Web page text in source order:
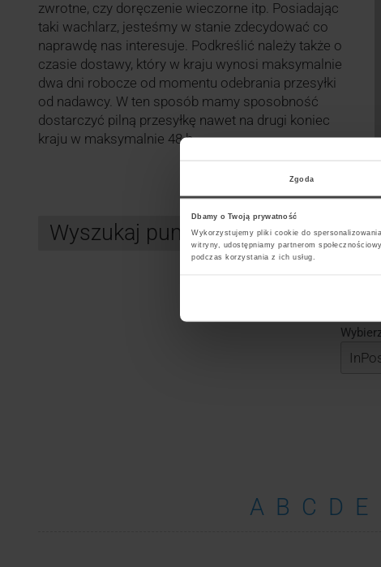
Zgoda
Dbamy o Twoją prywatność
Wykorzystujemy pliki cookie do
witryny, udostępniamy partnerom
podczas korzystania z ich usług.
zwrotne, czy doręczenie wieczorne itp. Posiadając
taki wachlarz, jesteśmy w stanie zdecydować co
naprawdę nas interesuje. Podkreślić należy także o
czasie dostawy, który w kraju wynosi maksymalnie
dwa dni robocze od momentu odebrania przesyłki
od nadawcy. W ten sposób mamy sposobność
dostarczyć pilną przesyłkę nawet na drugi koniec
kraju w maksymalnie 48 h.
Wyszukaj punkt kurierski InPost
A B C D E